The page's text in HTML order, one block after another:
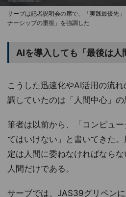
サーブは記者説明会の席で、「実践最優先
ナーシップの重視」を強調した
AIを導入しても「最後は人
こうした迅速化やAI活用の流
調していたのは「人間中心」の
筆者は以前から、「コンピュ
てはいけない」と書いてきた
定は人間に委ねなければなら
人間だけである。
サーブでは、JAS39グリペン